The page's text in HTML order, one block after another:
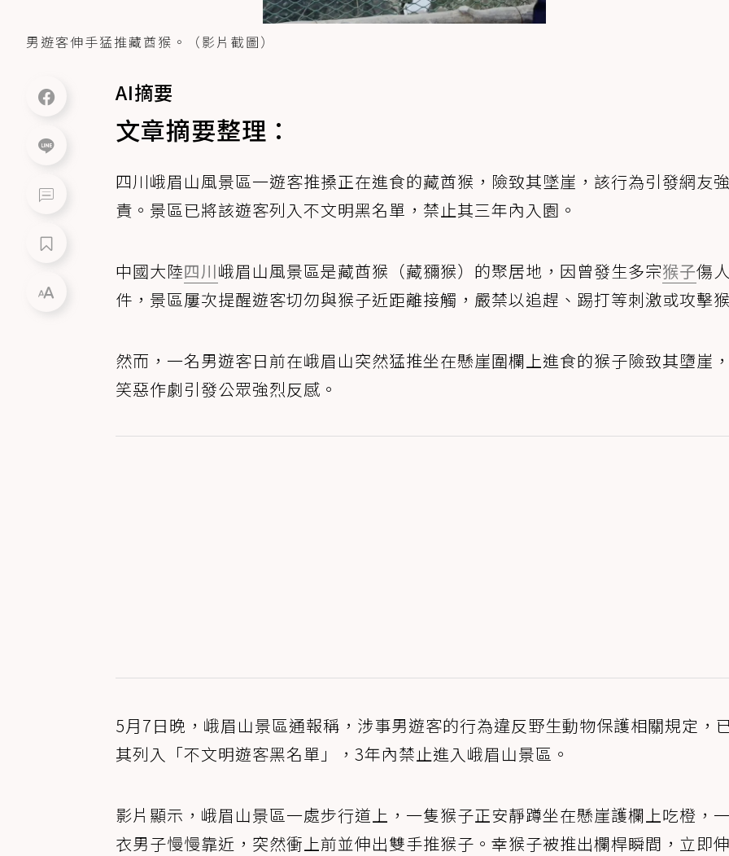
男遊客伸手猛推藏酋猴。（影片截圖）
AI摘要
文章摘要整理：
四川峨眉山風景區一遊客推搡正在進食的藏酋猴，險致其墜崖，該行為引發網友
責。景區已將該遊客列入不文明黑名單，禁止其三年內入園。
中國大陸四川峨眉山風景區是藏酋猴（藏獼猴）的聚居地，因曾發生多宗猴子傷
件，景區屢次提醒遊客切勿與猴子近距離接觸，嚴禁以追趕、踢打等刺激或攻擊
然而，一名男遊客日前在峨眉山突然猛推坐在懸崖圍欄上進食的猴子險致其墮崖
笑惡作劇引發公眾強烈反感。
5月7日晚，峨眉山景區通報稱，涉事男遊客的行為違反野生動物保護相關規定，
其列入「不文明遊客黑名單」，3年內禁止進入峨眉山景區。
影片顯示，峨眉山景區一處步行道上，一隻猴子正安靜蹲坐在懸崖護欄上吃橙，
衣男子慢慢靠近，突然衝上前並伸出雙手推猴子。幸猴子被推出欄桿瞬間，立即